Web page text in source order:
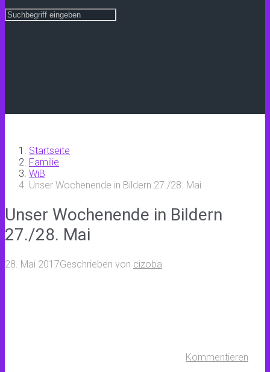
Startseite
Familie
WiB
Unser Wochenende in Bildern 27./28. Mai
Unser Wochenende in Bildern
27./28. Mai
28. Mai 2017Geschrieben von cizoba
Kommentieren